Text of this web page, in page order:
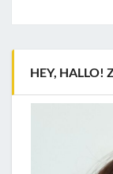
HEY, HALLO!